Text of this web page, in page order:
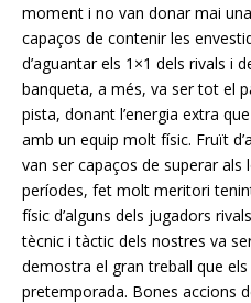
moment i no van donar mai
capaços de contenir les
d’aguantar els 1×1 dels rivals i
banqueta, a més, va ser tot el
pista, donant l’energia extra
amb un equip molt físic. Fruït
van ser capaços de superar als
períodes, fet molt meritori
físic d’alguns dels jugadors
tècnic i tàctic dels nostres va
demostra el gran treball que
pretemporada. Bones accions